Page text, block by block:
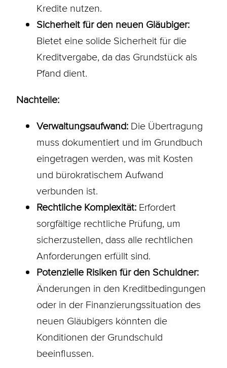
Kredite nutzen.
Sicherheit für den neuen Gläubiger:
Bietet eine solide Sicherheit für die
Kreditvergabe, da das Grundstückals
Pfand dient.
Nachteile:
Verwaltungsaufwand:Die Übertragung
muss dokumentiert und im Grundbuch
eingetragen werden, was mit Kosten
und bürokratischem Aufwand
verbunden ist.
Rechtliche Komplexität:Erfordert
sorgfältige rechtliche Prüfung, um
sicherzustellen, dass alle rechtlichen
Anforderungen erfüllt sind.
Potenzielle Risiken für den Schuldner:
Änderungen in den Kreditbedingungen
oder in der Finanzierungssituation des
neuen Gläubigers könnten die
Konditionen der Grundschuld
beeinflussen.